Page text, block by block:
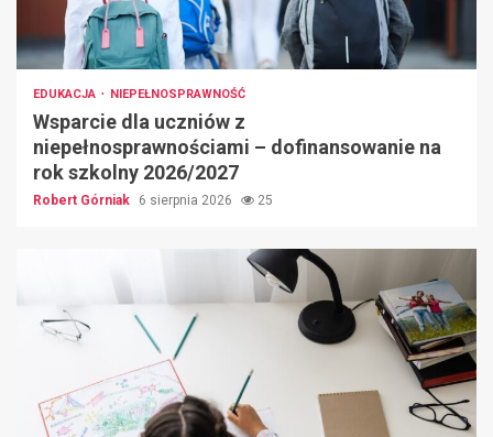
EDUKACJA NIEPEŁNOSPRAWNOŚĆ
Wsparcie dla uczniów z
niepełnosprawnościami – dofinansowanie na
rok szkolny 2026/2027
Robert Górniak 6 sierpnia 2026 25